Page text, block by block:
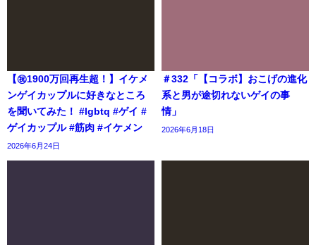
【㊗️1900万回再生超！】イケメ
ンゲイカップルに好きなところ
を聞いてみた！ #lgbtq #ゲイ #
ゲイカップル #筋肉 #イケメン
2026年6月24日
＃332「【コラボ】おこげの進化
系と男が途切れないゲイの事
情」
2026年6月18日